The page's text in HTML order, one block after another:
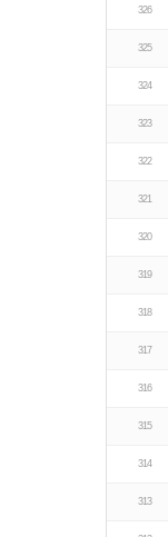
326
325
324
323
322
321
320
319
318
317
316
315
314
313